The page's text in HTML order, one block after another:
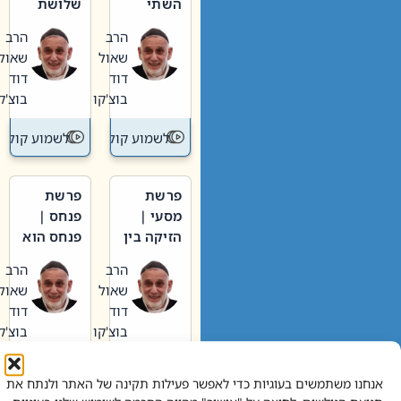
אנחנו משתמשים בעוגיות כדי לאפשר פעילות תקינה של האתר ולנתח את
וערב של
חיינו
הרב
שאול
דוד
בוצ'קו
לשמוע קול תורה – מדרש
האבות
הרב
שאול
דוד
בוצ'קו
לשמוע קול
פרשת
מסעי |
הזיקה בין
הגדול לעם הרב
שאול
דוד
בוצ'קו
לשמוע קול תורה – מדרש
פרשת
פנחס |
פנחס הוא
אליהו: בין
קנאות
הורסת
לקנאות
בונה
הרב
שאול
דוד
בוצ'קו
לשמוע קול